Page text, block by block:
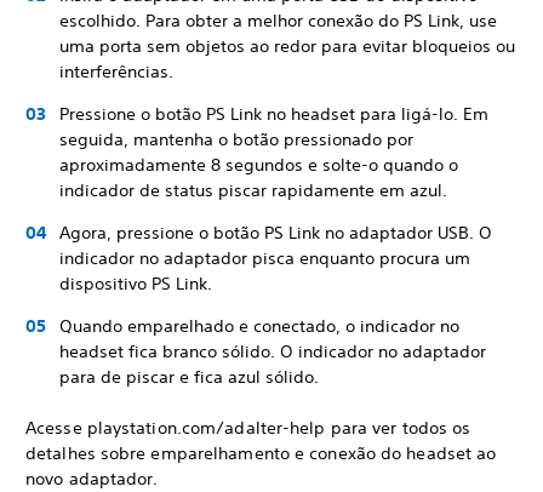
escolhido. Para obter a melhor conexão do PS Link, use
uma porta sem objetos ao redor para evitar bloqueios ou
interferências.
Pressione o botão PS Link no headset para ligá-lo. Em
seguida, mantenha o botão pressionado por
aproximadamente 8 segundos e solte-o quando o
indicador de status piscar rapidamente em azul.
Agora, pressione o botão PS Link no adaptador USB. O
indicador no adaptador pisca enquanto procura um
dispositivo PS Link.
Quando emparelhado e conectado, o indicador no
headset fica branco sólido. O indicador no adaptador
para de piscar e fica azul sólido.
Acesse playstation.com/adalter-help para ver todos os
detalhes sobre emparelhamento e conexão do headset ao
novo adaptador.